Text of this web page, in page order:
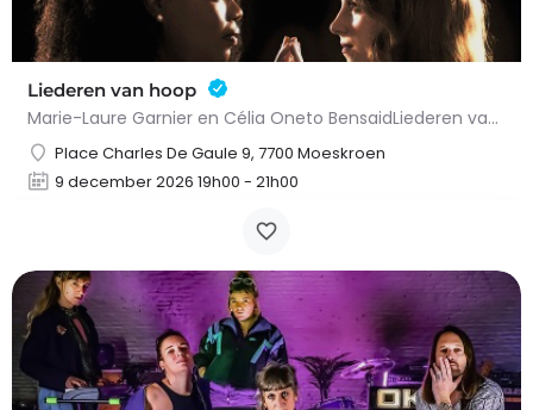
Liederen van hoop
Marie-Laure Garnier en Célia Oneto BensaidLiederen van hoopKlassieke muziekGeschikt voor alle…
Place Charles De Gaule 9, 7700 Moeskroen
9 december 2026 19h00 - 21h00